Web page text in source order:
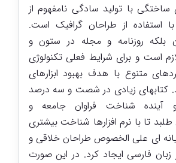
ساختگی با تولید سادگی نامفهوم از
از طراحان گرافیک است.
بلکه روزنامه و مجله در ستون و
است و برای شرایط فعلی تکنولوژی
متنوع با هدف بهبود ابزارهای
کتابهای زیادی در شصت و سه درصد
آینده شناخت فراوان جامعه و
تا با نرم افزارها شناخت بیشتری
ای علی الخصوص طراحان خلاقی و
فارسی ایجاد کرد. در این صورت